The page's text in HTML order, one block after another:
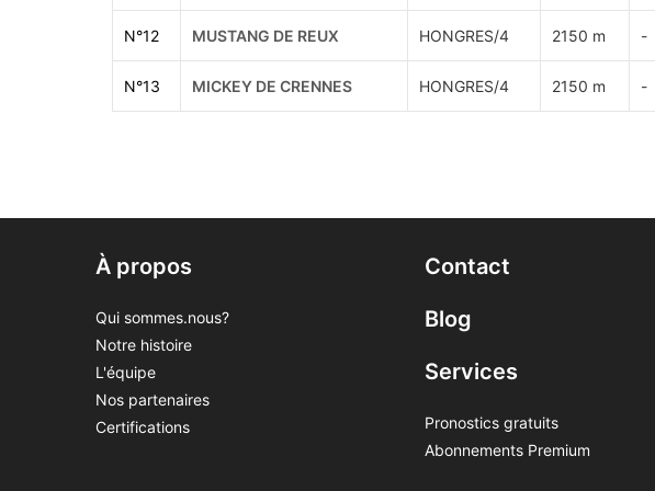
N°12 MUSTANG DE REUX HONGRES/4 2150 m -
N°13 MICKEY DE CRENNES HONGRES/4 2150 m -
À propos
Qui sommes.nous?
Notre histoire
L'équipe
Nos partenaires
Certifications
Contact
Blog
Services
Pronostics gratuits
Abonnements Premium